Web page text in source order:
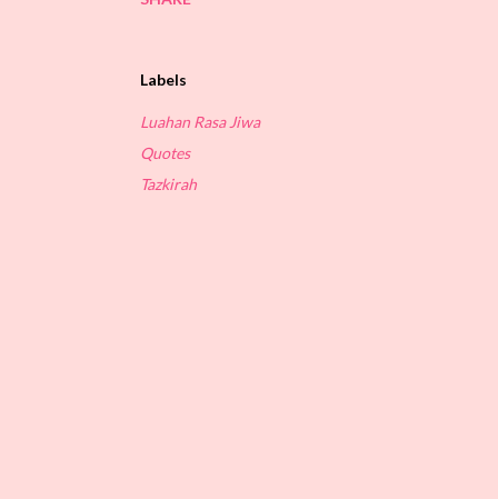
Labels
Luahan Rasa Jiwa
Quotes
Tazkirah